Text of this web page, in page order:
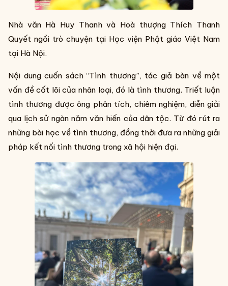
Nhà văn Hà Huy Thanh và Hoà thượng Thích Thanh
Quyết ngồi trò chuyện tại Học viện Phật giáo Việt Nam
tại Hà Nội.
Nội dung cuốn sách “Tình thương”, tác giả bàn về một
vấn đề cốt lõi của nhân loại, đó là tình thương. Triết luận
tình thương được ông phân tích, chiêm nghiệm, diễn giải
qua lịch sử ngàn năm văn hiến của dân tộc. Từ đó rút ra
những bài học về tình thương, đồng thời đưa ra những giải
pháp kết nối tình thương trong xã hội hiện đại.